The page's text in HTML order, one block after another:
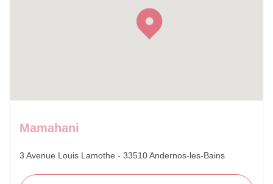
Mamahani
3 Avenue Louis Lamothe - 33510 Andernos-les-Bains